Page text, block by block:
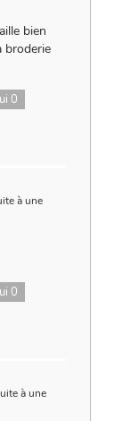
bien
broderie
0
à une
0
à une